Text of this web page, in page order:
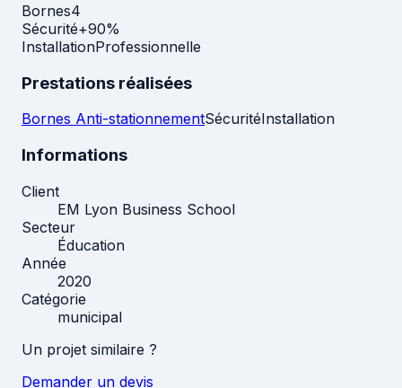
Bornes4
Sécurité+90%
InstallationProfessionnelle
Prestations réalisées
Bornes Anti-stationnementSécuritéInstallation
Informations
Client
EM Lyon Business School
Secteur
Éducation
Année
2020
Catégorie
municipal
Un projet similaire ?
Demander un devis